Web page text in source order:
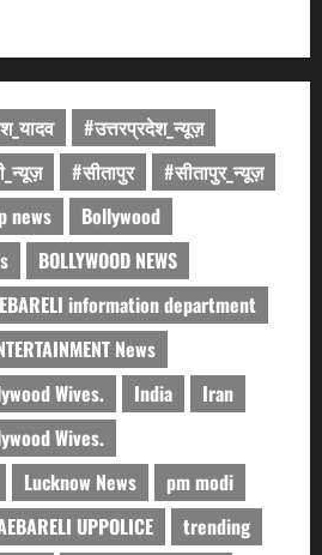
#उत्तरप्रदेश_न्यूज़
#सीतापुर
#सीतापुर_न्यूज़
news
Bollywood
BOLLYWOOD NEWS
information department
News
Wives.
India
Iran
Wives.
Lucknow News
pm modi
UPPOLICE
trending